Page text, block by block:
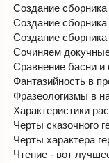
Создание сборника
Создание сборника
Создание
Сочиняем
Сравнение басни и
Фантазийность в
Фразеологизмы в
Характеристики
Черты сказочного
Черты характера
Чтение - вот